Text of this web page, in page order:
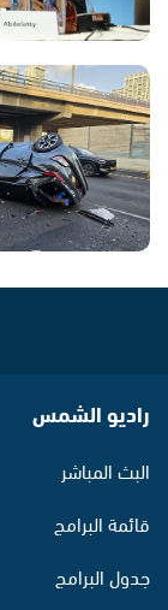
راديو الشمس
البث المباشر
قائمة البرامج
جدول البرامج